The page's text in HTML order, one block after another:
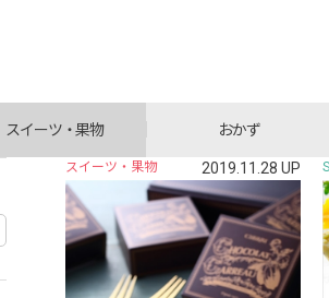
スイーツ・果物 おかず
スイーツ・果物 2019.11.28 UP